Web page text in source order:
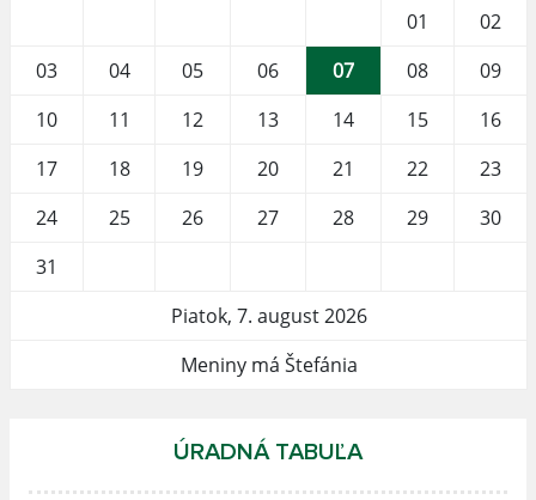
01
02
03
04 05 06 07 08
09
10
11 12 13 14 15
16
17
18 19 20 21 22
23
24
25 26 27 28 29
30
31
Piatok, 7. august 2026
Meniny má Štefánia
ÚRADNÁ TABUĽA